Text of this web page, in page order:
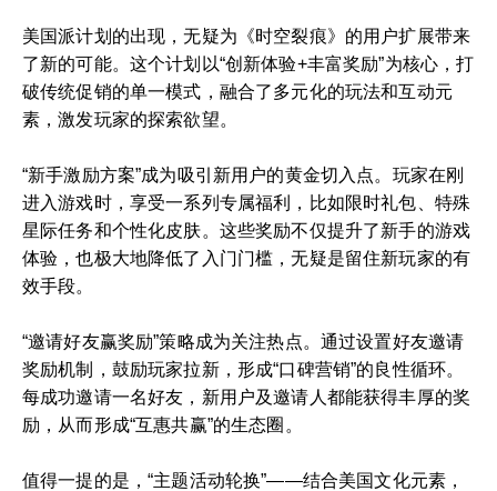
美国派计划的出现，无疑为《时空裂痕》的用户扩展带来
了新的可能。这个计划以“创新体验+丰富奖励”为核心，打
破传统促销的单一模式，融合了多元化的玩法和互动元
素，激发玩家的探索欲望。
“新手激励方案”成为吸引新用户的黄金切入点。玩家在刚
进入游戏时，享受一系列专属福利，比如限时礼包、特殊
星际任务和个性化皮肤。这些奖励不仅提升了新手的游戏
体验，也极大地降低了入门门槛，无疑是留住新玩家的有
效手段。
“邀请好友赢奖励”策略成为关注热点。通过设置好友邀请
奖励机制，鼓励玩家拉新，形成“口碑营销”的良性循环。
每成功邀请一名好友，新用户及邀请人都能获得丰厚的奖
励，从而形成“互惠共赢”的生态圈。
值得一提的是，“主题活动轮换”——结合美国文化元素，